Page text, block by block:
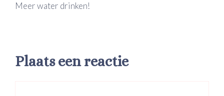
Meer water drinken!
Plaats een reactie